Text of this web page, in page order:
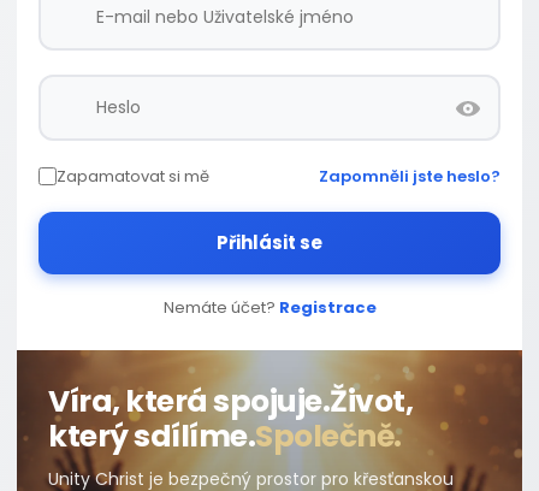
Zapamatovat si mě Zapomněli jste heslo?
Přihlásit se
Nemáte účet? Registrace
Víra, která spojuje.Život,
který sdílíme.Společně.
Unity Christ je bezpečný prostor pro křesťanskou